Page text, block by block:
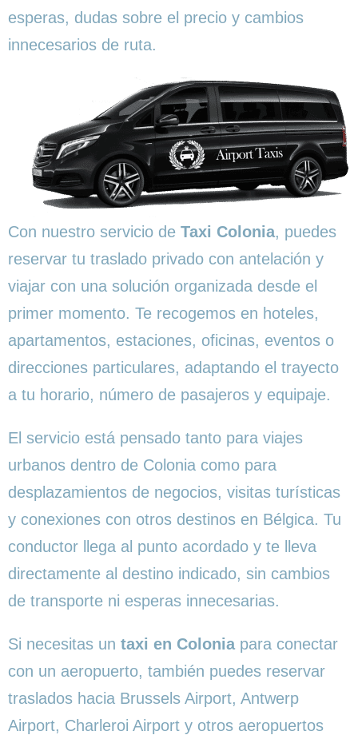
esperas, dudas sobre el precio y cambios
innecesarios de ruta.
Con nuestro servicio de Taxi Colonia, puedes
reservar tu traslado privado con antelación y
viajar con una solución organizada desde el
primer momento. Te recogemos en hoteles,
apartamentos, estaciones, oficinas, eventos o
direcciones particulares, adaptando el trayecto
a tu horario, número de pasajeros y equipaje.
El servicio está pensado tanto para viajes
urbanos dentro de Colonia como para
desplazamientos de negocios, visitas turísticas
y conexiones con otros destinos en Bélgica. Tu
conductor llega al punto acordado y te lleva
directamente al destino indicado, sin cambios
de transporte ni esperas innecesarias.
Si necesitas un taxi en Coloniapara conectar
con un aeropuerto, también puedes reservar
traslados hacia Brussels Airport, Antwerp
Airport, Charleroi Airport y otros aeropuertos